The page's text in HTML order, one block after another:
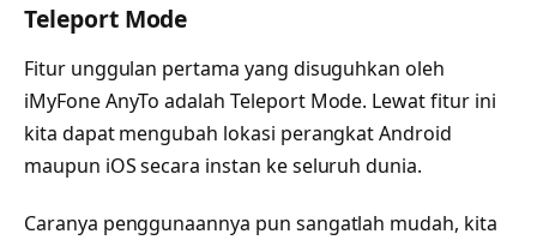
Teleport Mode
Fitur unggulan pertama yang disuguhkan oleh
iMyFone AnyTo adalah Teleport Mode. Lewat fitur ini
kita dapat mengubah lokasi perangkat Android
maupun iOS secara instan ke seluruh dunia.
Caranya penggunaannya pun sangatlah mudah, kita